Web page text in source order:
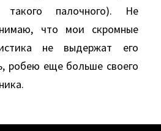
такого палочного). Не
что мои скромные
не выдержат его
робею еще больше своего